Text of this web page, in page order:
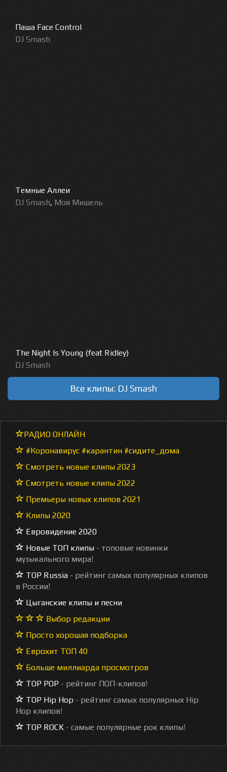
Паша Face Control
DJ Smash
Темные Аллеи
DJ Smash, Моя Мишель
The Night Is Young (feat Ridley)
DJ Smash
Все клипы: DJ Smash
РАДИО ОНЛАЙН
#Коронавирус #карантин #сидите_дома
Смотреть новые клипы 2023
Смотреть новые клипы 2022
Премьеры новых клипов 2021
Клипы 2020
Евровидение 2020
Новые ТОП клипы - топовые новинки
музыкального мира!
TOP Russia - рейтинг самых популярных клипов
в России!
Цыганские клипы и песни
Выбор редакции
Просто хорошая подборка
Еврохит ТОП 40
Больше миллиарда просмотров
TOP POP - рейтинг ПОП-клипов!
TOP Hip Hop - рейтинг самых популярных Hip
Hop клипов!
TOP ROCK - самые популярные рок клипы!